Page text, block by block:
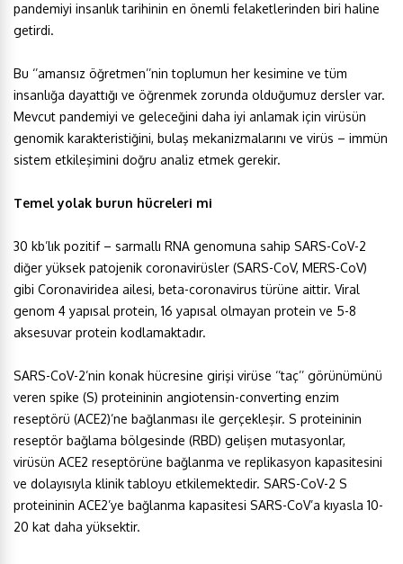
pandemiyi insanlık tarihinin en önemli felaketlerinden biri haline
getirdi.
Bu ‘’amansız öğretmen’’nin toplumun her kesimine ve tüm
insanlığa dayattığı ve öğrenmek zorunda olduğumuz dersler var.
Mevcut pandemiyi ve geleceğini daha iyi anlamak için virüsün
genomik karakteristiğini, bulaş mekanizmalarını ve virüs – immün
sistem etkileşimini doğru analiz etmek gerekir.
Temel yolak burun hücreleri mi
30 kb’lık pozitif – sarmallı RNA genomuna sahip SARS-CoV-2
diğer yüksek patojenik coronavirüsler (SARS-CoV, MERS-CoV)
gibi Coronaviridea ailesi, beta-coronavirus türüne aittir. Viral
genom 4 yapısal protein, 16 yapısal olmayan protein ve 5-8
aksesuvar protein kodlamaktadır.
SARS-CoV-2’nin konak hücresine girişi virüse ‘’taç’’ görünümünü
veren spike (S) proteininin angiotensin-converting enzim
reseptörü (ACE2)’ne bağlanması ile gerçekleşir. S proteininin
reseptör bağlama bölgesinde (RBD) gelişen mutasyonlar,
virüsün ACE2 reseptörüne bağlanma ve replikasyon kapasitesini
ve dolayısıyla klinik tabloyu etkilemektedir. SARS-CoV-2 S
proteininin ACE2’ye bağlanma kapasitesi SARS-CoV’a kıyasla 10-
20 kat daha yüksektir.